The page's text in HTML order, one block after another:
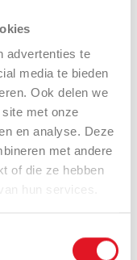
advertenties te
media te bieden
Ook delen we
met onze
en analyse. Deze
met andere
of die ze hebben
hun services.